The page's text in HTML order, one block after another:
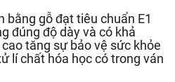
gỗ đạt tiêu chuẩn E1
đúng độ dày và có khả
tăng sự bảo vệ sức khỏe
lí chất hóa học có trong ván